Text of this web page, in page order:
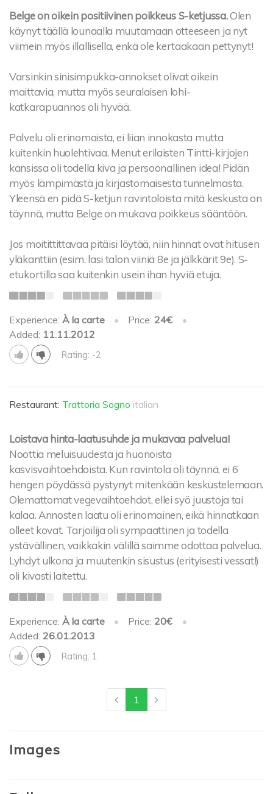
Belge on oikein positiivinen poikkeus S-ketjussa.Olen
käynyt täällä lounaalla muutamaan otteeseen ja nyt
viimein myös illallisella, enkä ole kertaakaan pettynyt!
Varsinkin sinisimpukka-annokset olivat oikein
maittavia, mutta myös seuralaisen lohi-
katkarapuannos oli hyvää.
Palvelu oli erinomaista, ei liian innokasta mutta
kuitenkin huolehtivaa. Menut erilaisten Tintti-kirjojen
kansissa oli todella kiva ja persoonallinen idea! Pidän
myös lämpimästä ja kirjastomaisesta tunnelmasta.
Yleensä en pidä S-ketjun ravintoloista mitä keskusta on
täynnä, mutta Belge on mukava poikkeus sääntöön.
Jos moitittittavaa pitäisi löytää, niin hinnat ovat hitusen
yläkanttiin (esim. lasi talon viiniä 8e ja jälkkärit 9e). S-
etukortilla saa kuitenkin usein ihan hyviä etuja.
Experience: À la carte • Price: 24€
•
Added: 11.11.2012
Rating: -2
Restaurant: Trattoria Sogno italian
Loistava hinta-laatusuhde ja mukavaa palvelua!
Noottia meluisuudesta ja huonoista
kasvisvaihtoehdoista. Kun ravintola oli täynnä, ei 6
hengen pöydässä pystynyt mitenkään keskustelemaan.
Olemattomat vegevaihtoehdot, ellei syö juustoja tai
kalaa. Annosten laatu oli erinomainen, eikä hinnatkaan
olleet kovat. Tarjoilija oli sympaattinen ja todella
ystävällinen, vaikkakin välillä saimme odottaa palvelua.
Lyhdyt ulkona ja muutenkin sisustus (erityisesti vessat!)
oli kivasti laitettu.
Experience: À la carte • Price: 20€
•
Added: 26.01.2013
Rating: 1
1
Images